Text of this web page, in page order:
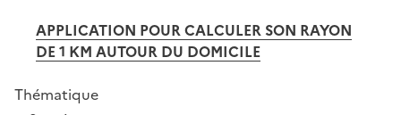
APPLICATION POUR CALCULER SON RAYON
DE 1 KM AUTOUR DU DOMICILE
Thématique